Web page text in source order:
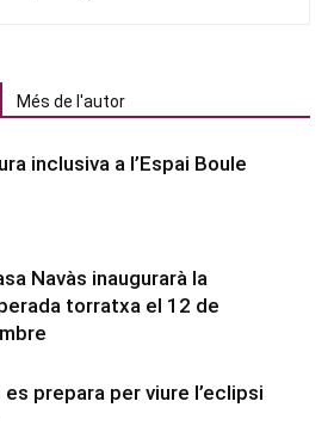
Més de l'autor
inclusiva a l’Espai Boule
Navàs inaugurarà la
torratxa el 12 de
es prepara per viure l’eclipsi